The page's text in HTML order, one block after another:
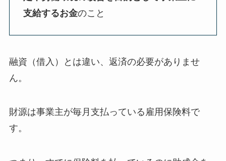
支給するお金のこと
融資（借入）とは違い、返済の必要がありませ
ん。
財源は事業主が毎月支払っている雇用保険料で
す。